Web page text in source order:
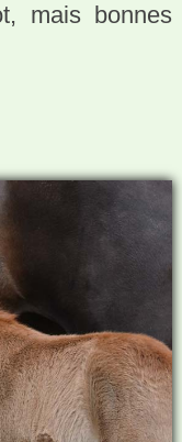
mais bonnes